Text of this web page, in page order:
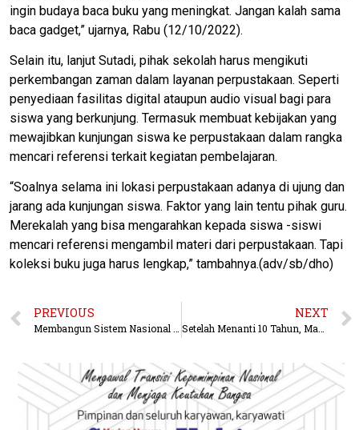
ingin budaya baca buku yang meningkat. Jangan kalah sama
baca gadget,” ujarnya, Rabu (12/10/2022).
Selain itu, lanjut Sutadi, pihak sekolah harus mengikuti
perkembangan zaman dalam layanan perpustakaan. Seperti
penyediaan fasilitas digital ataupun audio visual bagi para
siswa yang berkunjung. Termasuk membuat kebijakan yang
mewajibkan kunjungan siswa ke perpustakaan dalam rangka
mencari referensi terkait kegiatan pembelajaran.
“Soalnya selama ini lokasi perpustakaan adanya di ujung dan
jarang ada kunjungan siswa. Faktor yang lain tentu pihak guru.
Merekalah yang bisa mengarahkan kepada siswa -siswi
mencari referensi mengambil materi dari perpustakaan. Tapi
koleksi buku juga harus lengkap,” tambahnya.(adv/sb/dho)
PREVIOUS NEXT